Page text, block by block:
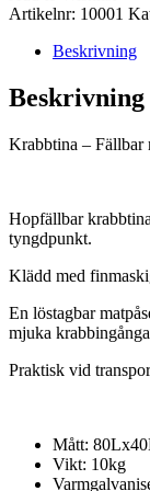
metallbotten
mängd
Artikelnr: 10001
Beskrivning
Beskrivning
Krabbtina – Fällbar
Hopfällbar
tyngdpunkt.
Klädd med
En löstagbar
mjuka
Praktisk vid
Mått:
Vikt: 10kg